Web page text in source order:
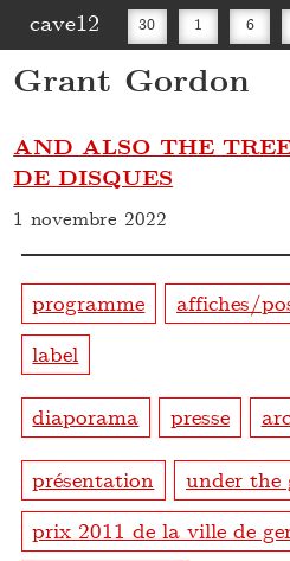
cave12 30 1 6
16 20
Grant Gordon
AND ALSO THE
DE DISQUES
1 novembre 2022
programme affiches/
label
diaporama presse
présentation
under the
prix 2011 de la ville de